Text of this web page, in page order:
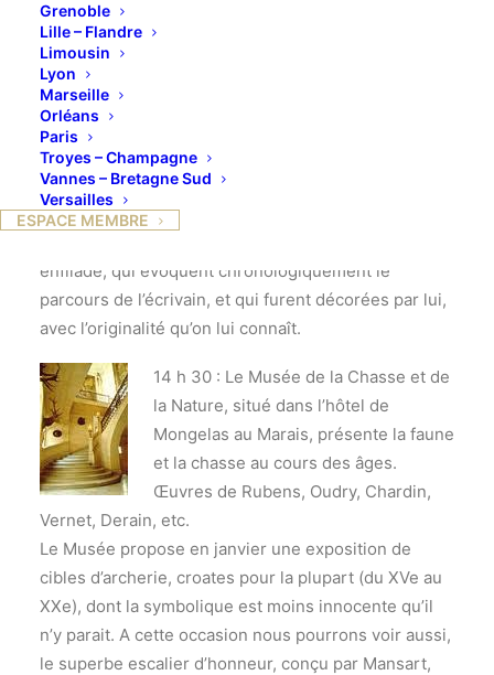
Grenoble
Lille – Flandre
Limousin
Lyon
Marseille
Orléans
Paris
Troyes – Champagne
Vannes – Bretagne Sud
Versailles
ESPACE MEMBRE
11 h 30 : Visite de la Maison de Victor Hugo, place
des Vosges, qui nous permettra de découvrir
l’appartement occupé par la famille Hugo à l’étage
noble, et plusieurs salles d’exposition au premier.
enfilade, qui évoquent chronologiquement le
parcours de l’écrivain, et qui furent décorées par lui,
avec l’originalité qu’on lui connaît.
14 h 30 : Le Musée de la Chasse et de
la Nature, situé dans l’hôtel de
Mongelas au Marais, présente la faune
et la chasse au cours des âges.
Œuvres de Rubens, Oudry, Chardin,
Vernet, Derain, etc.
Le Musée propose en janvier une exposition de
cibles d’archerie, croates pour la plupart (du XVe au
XXe), dont la symbolique est moins innocente qu’il
n’y parait. A cette occasion nous pourrons voir aussi,
le superbe escalier d’honneur, conçu par Mansart,